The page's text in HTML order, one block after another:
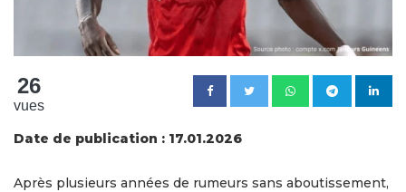
26
vues
Date de publication : 17.01.2026
Après plusieurs années de rumeurs sans aboutissement,